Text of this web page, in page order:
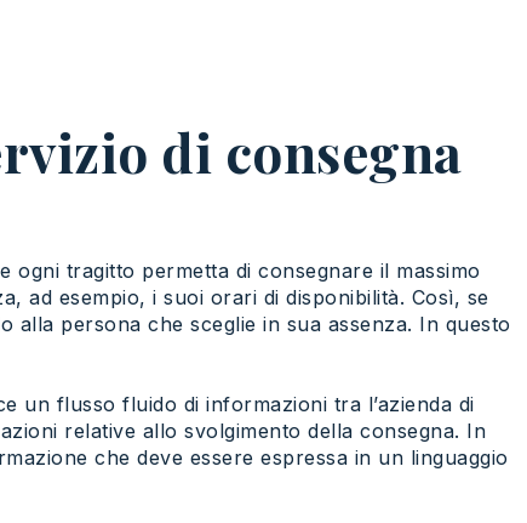
di consegna
tragitto permetta di consegnare il massimo
ad esempio, i suoi orari di disponibilità. Così, se
persona che sceglie in sua assenza. In questo
un flusso fluido di informazioni tra l’azienda di
relative allo svolgimento della consegna. In
che deve essere espressa in un linguaggio